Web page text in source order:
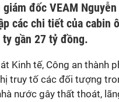
giám đốc VEAM
các chi tiết của cabin
gần 27 tỷ đồng.
Kinh tế, Công an thành
truy tố các đối tượng
nước gây thất thoát,